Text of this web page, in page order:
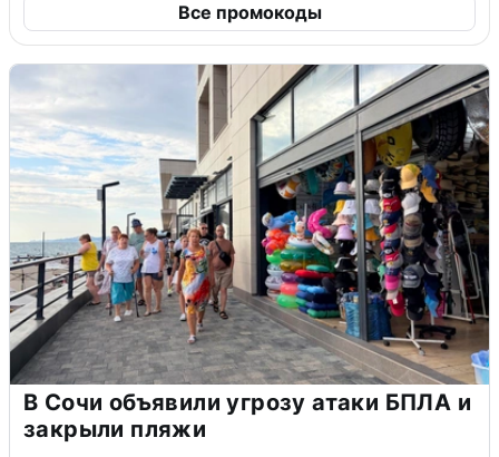
Все промокоды
В Сочи объявили угрозу атаки БПЛА и
закрыли пляжи